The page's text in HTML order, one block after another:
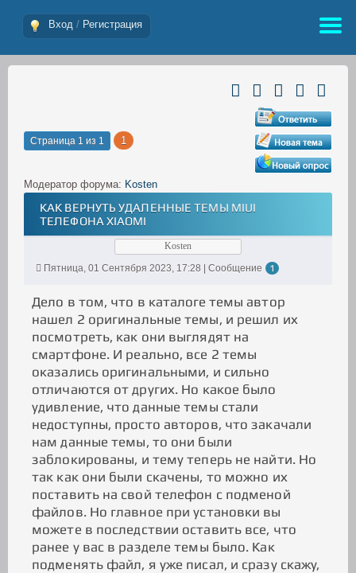
Вход / Регистрация
Страница 1 из 1 1
Модератор форума: Kosten
КАК ВЕРНУТЬ УДАЛЕННЫЕ ТЕМЫ MIUI
ТЕЛЕФОНА XIAOMI
Kosten
Пятница, 01 Сентября 2023, 17:28 | Сообщение
1
Дело в том, что в каталоге темы автор
нашел 2 оригинальные темы, и решил их
посмотреть, как они выглядят на
смартфоне. И реально, все 2 темы
оказались оригинальными, и сильно
отличаются от других. Но какое было
удивление, что данные темы стали
недоступны, просто авторов, что закачали
нам данные темы, то они были
заблокированы, и тему теперь не найти. Но
так как они были скачены, то можно их
поставить на свой телефон с подменой
файлов. Но главное при установки вы
можете в последствии оставить все, что
ранее у вас в разделе темы было. Как
подменять файл, я уже писал, и сразу скажу,